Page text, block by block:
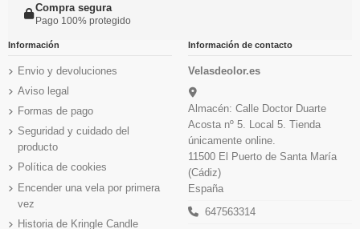
Compra segura
Pago 100% protegido
Información
Envio y devoluciones
Aviso legal
Formas de pago
Seguridad y cuidado del
producto
Política de cookies
Encender una vela por primera
vez
Historia de Kringle Candle
Información de contacto
Velasdeolor.es
Almacén: Calle Doctor Duarte
Acosta nº 5. Local 5. Tienda
únicamente online.
11500 El Puerto de Santa María
(Cádiz)
España
647563314